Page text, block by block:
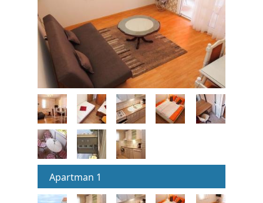
Webkamery
Seznamte se s Chorvatskem
Muzea
Apartman 1